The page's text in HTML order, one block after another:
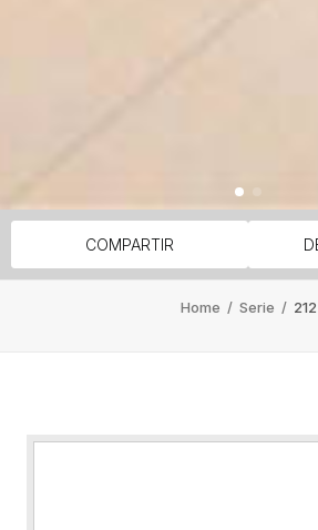
COMPARTIR
Home / Serie / 212